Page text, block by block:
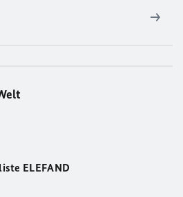
ELEFAND